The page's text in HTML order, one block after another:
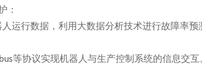
：
运行数据，利用大数据分析技术进行故障率预
等协议实现机器人与生产控制系统的信息交互